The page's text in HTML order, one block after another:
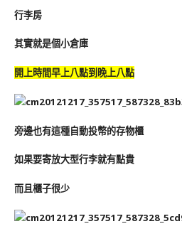
行李房
其實就是個小倉庫
開上時間早上八點到晚上八點
旁邊也有這種自動投幣的存物櫃
如果要寄放大型行李就有點貴
而且櫃子很少